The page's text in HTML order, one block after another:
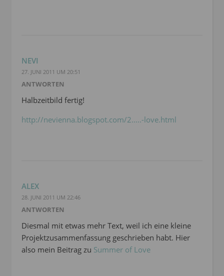
NEVI
27. JUNI 2011 UM 20:51
ANTWORTEN
Halbzeitbild fertig!
http://nevienna.blogspot.com/2.....-love.html
ALEX
28. JUNI 2011 UM 22:46
ANTWORTEN
Diesmal mit etwas mehr Text, weil ich eine kleine
Projektzusammenfassung geschrieben habt. Hier
also mein Beitrag zu Summer of Love